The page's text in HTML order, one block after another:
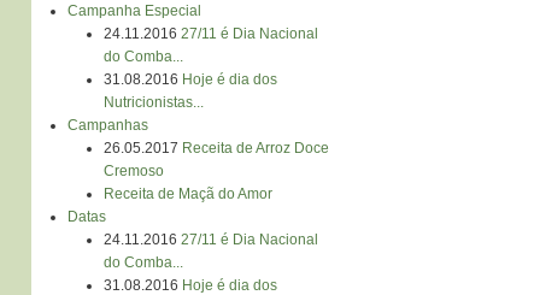
Campanha Especial
24.11.2016 27/11 é Dia Nacional
do Comba...
31.08.2016 Hoje é dia dos
Nutricionistas...
Campanhas
26.05.2017 Receita de Arroz Doce
Cremoso
Receita de Maçã do Amor
Datas
24.11.2016 27/11 é Dia Nacional
do Comba...
31.08.2016 Hoje é dia dos